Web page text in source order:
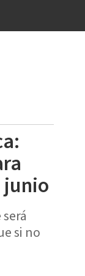
junio
si no